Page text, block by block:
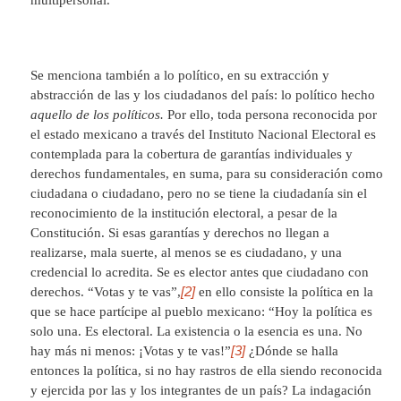
Se menciona también a lo político, en su extracción y
abstracción de las y los ciudadanos del país: lo político hecho
aquello de los políticos. Por ello, toda persona reconocida por
el estado mexicano a través del Instituto Nacional Electoral es
contemplada para la cobertura de garantías individuales y
derechos fundamentales, en suma, para su consideración como
ciudadana o ciudadano, pero no se tiene la ciudadanía sin el
reconocimiento de la institución electoral, a pesar de la
Constitución. Si esas garantías y derechos no llegan a
realizarse, mala suerte, al menos se es ciudadano, y una
credencial lo acredita. Se es elector antes que ciudadano con
derechos. “Votas y te vas”,[2]en ello consiste la política en la
que se hace partícipe al pueblo mexicano: “Hoy la política es
solo una. Es electoral. La existencia o la esencia es una. No
hay más ni menos: ¡Votas y te vas!”[3]¿Dónde se halla
entonces la política, si no hay rastros de ella siendo reconocida
y ejercida por las y los integrantes de un país? La indagación